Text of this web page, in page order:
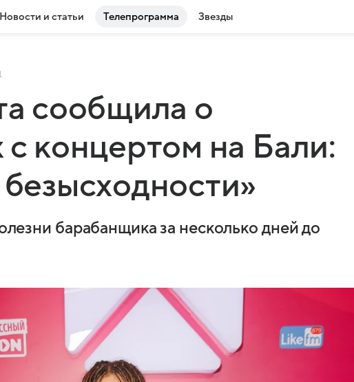
Новости и статьи Телепрограмма Звезды
сообщила о
концертом на Бали:
барабанщика за несколько дней до